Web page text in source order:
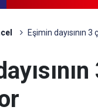
Eşimin dayısının